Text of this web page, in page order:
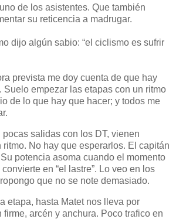
de los asistentes. Que también
su reticencia a madrugar.
dijo algún sabio: “el ciclismo es sufrir
prevista me doy cuenta de que hay
Suelo empezar las etapas con un ritmo
de lo que hay que hacer; y todos me
pocas salidas con los DT, vienen
ritmo. No hay que esperarlos. El capitán
potencia asoma cuando el momento
en “el lastre”. Lo veo en los
que no se note demasiado.
etapa, hasta Matet nos lleva por
firme, arcén y anchura. Poco trafico en